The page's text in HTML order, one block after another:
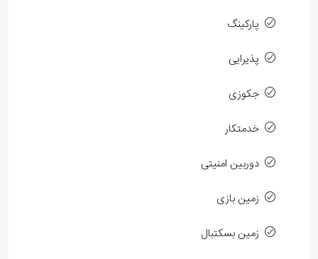
پارکینگ
پذیرایی
جکوزی
خدمتکار
دوربین امنیتی
زمین بازی
زمین بسکتبال